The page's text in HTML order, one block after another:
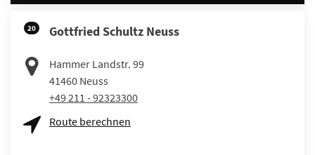
20 Gottfried Schultz Neuss
Hammer Landstr. 99
41460 Neuss
+49 211 - 92323300
Route berechnen